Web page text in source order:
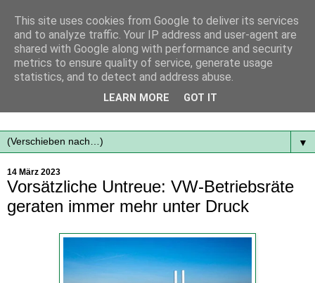
Mit frischen Themen aus der Region immer auf dem
▼
14 März 2023
Vorsätzliche Untreue: VW-Betriebsräte
geraten immer mehr unter Druck
This site uses cookies from Google to deliver its services
and to analyze traffic. Your IP address and user-agent are
shared with Google along with performance and security
metrics to ensure quality of service, generate usage
statistics, and to detect and address abuse.
LEARN MORE GOT IT